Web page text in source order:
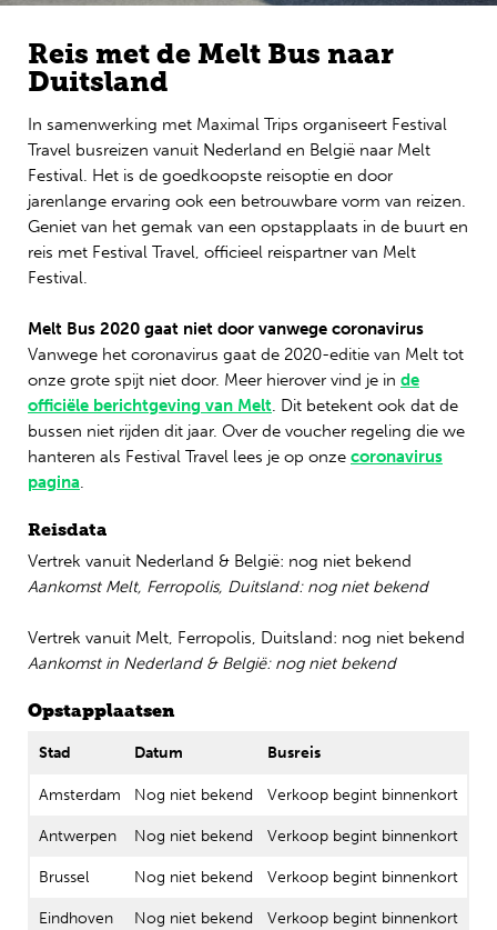
Engels
Reis met de Melt Bus naar
Duitsland
In samenwerking met Maximal Trips organiseert Festival
Travel busreizen vanuit Nederland en België naar Melt
Festival. Het is de goedkoopste reisoptie en door
jarenlange ervaring ook een betrouwbare vorm van reizen.
Geniet van het gemak van een opstapplaats in de buurt en
reis met Festival Travel, officieel reispartner van Melt
Festival.
Melt Bus 2020 gaat niet door vanwege coronavirus
Vanwege het coronavirus gaat de 2020-editie van Melt tot
onze grote spijt niet door. Meer hierover vind je in de
officiële berichtgeving van Melt . Dit betekent ook dat de
bussen niet rijden dit jaar. Over de voucher regeling die we
hanteren als Festival Travel lees je op onze coronavirus
pagina
Reisdata
Vertrek vanuit Nederland & België: nog niet bekend
Aankomst Melt, Ferropolis, Duitsland: nog niet bekend
Vertrek vanuit Melt, Ferropolis, Duitsland: nog niet bekend
Aankomst in Nederland & België: nog niet bekend
Opstapplaatsen
Stad Datum Busreis
Amsterdam Nog niet bekend Verkoop begint binnenkort
Antwerpen Nog niet bekend Verkoop begint binnenkort
Brussel Nog niet bekend Verkoop begint binnenkort
Eindhoven Nog niet bekend Verkoop begint binnenkort